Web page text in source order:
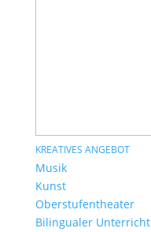
KREATIVES ANGEBOT
Musik
Kunst
Oberstufentheater
Bilingualer Unterricht